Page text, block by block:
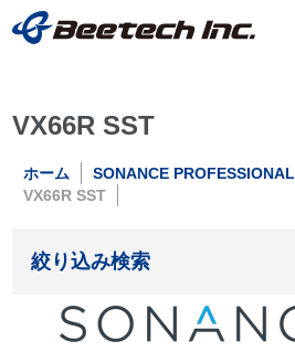
VX66R SST
ホーム SONANCE PROFESSIONAL
VX66R SST
絞り込み検索